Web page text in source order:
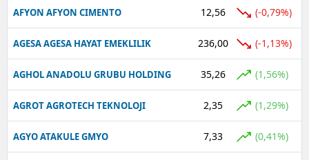
AFYON AFYON CIMENTO 12,56 (-0,79%)
AGESA AGESA HAYAT EMEKLILIK 236,00 (-1,13%)
AGHOL ANADOLU GRUBU HOLDING 35,26 (1,56%)
AGROT AGROTECH TEKNOLOJI 2,35 (1,29%)
AGYO ATAKULE GMYO 7,33 (0,41%)